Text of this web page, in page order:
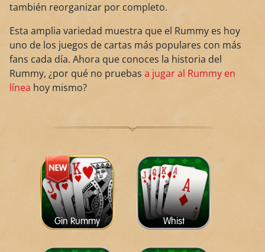
también reorganizar por completo.
Esta amplia variedad muestra que el Rummy es hoy
uno de los juegos de cartas más populares con más
fans cada día. Ahora que conoces la historia del
Rummy, ¿por qué no pruebas a jugar al Rummy en
línea hoy mismo?
Gin Rummy Whist